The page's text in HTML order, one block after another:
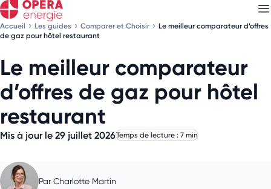
Accueil Les guides Comparer et Choisir
Le meilleur comparateur d’offres
de gaz pour hôtel restaurant
Le meilleur comparateur
d’offres de gaz pour hôtel
restaurant
Mis à jour le 29 juillet 2026Temps de lecture : 7 min
Par Charlotte Martin
Découvrez nosnewsletters
Choisissez les newsletters qui vous intéressent